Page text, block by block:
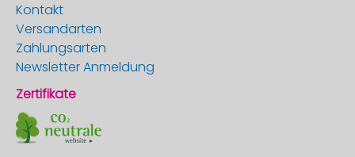
Kontakt
Versandarten
Zahlungsarten
Newsletter Anmeldung
Zertifikate